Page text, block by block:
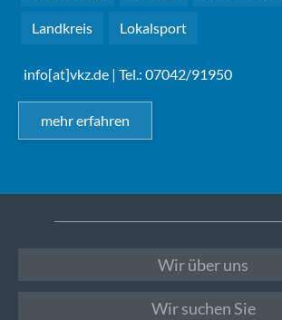
Landkreis Lokalsport
info[at]vkz.de | Tel.: 07042/91950
mehr erfahren
Wir über uns
Wir suchen Sie